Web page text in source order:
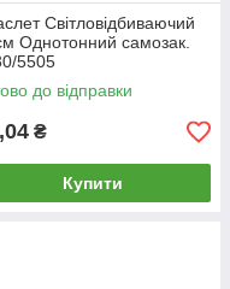
Світловідбиваючий
Однотонний самозак.
5505
до відправки
₴
Купити